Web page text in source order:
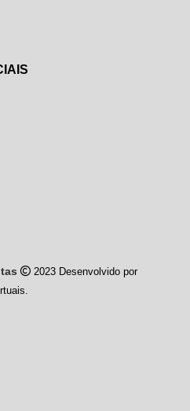
2023 Desenvolvido por